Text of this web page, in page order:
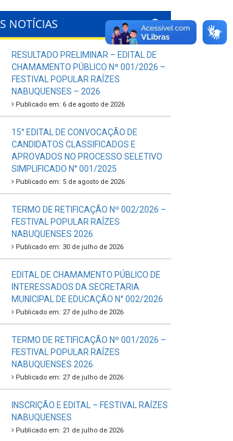
NOTÍCIAS
RESULTADO PRELIMINAR – EDITAL DE
CHAMAMENTO PÚBLICO Nº 001/2026 –
FESTIVAL POPULAR RAÍZES
NABUQUENSES – 2026
Publicado em: 6 de agosto de 2026
15° EDITAL DE CONVOCAÇÃO DE
CANDIDATOS CLASSIFICADOS E
APROVADOS NO PROCESSO SELETIVO
SIMPLIFICADO N° 001/2025
Publicado em: 5 de agosto de 2026
TERMO DE RETIFICAÇÃO Nº 002/2026 –
FESTIVAL POPULAR RAÍZES
NABUQUENSES 2026
Publicado em: 30 de julho de 2026
EDITAL DE CHAMAMENTO PÚBLICO DE
INTERESSADOS DA SECRETARIA
MUNICIPAL DE EDUCAÇÃO N° 002/2026
Publicado em: 27 de julho de 2026
TERMO DE RETIFICAÇÃO Nº 001/2026 –
FESTIVAL POPULAR RAÍZES
NABUQUENSES 2026
Publicado em: 27 de julho de 2026
INSCRIÇÃO E EDITAL – FESTIVAL RAÍZES
NABUQUENSES
Publicado em: 21 de julho de 2026